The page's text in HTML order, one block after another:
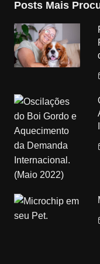
Posts Mais